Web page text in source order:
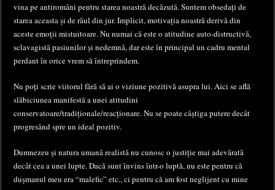
vina pe antiromâni pentru starea noastră decăzută. Suntem obsedați de
starea aceasta și de răul din jur. Implicit, motivația noastră derivă din
aceste emoții mistuitoare. Nu numai că este o atitudine auto-distructivă,
sclavagistă pasiunilor și nedemnă, dar este în principal un cadru mental
perdant în orice vrem să întreprindem.
Nu poți scrie viitorul fără să ai o viziune pozitivă asupra lui. Aici se află
slăbiciunea manifestă a unei atitudini
conservatoare/tradiționale/reacționare. Nu se poate câștiga putere decât
progresând spre un ideal pozitiv.
Dumnezeu și natura umană realistă nu cunosc o justiție mai adevărată
decât cea a unei lupte. Dacă sunt învins într-o luptă, nu este pentru că
dușmanul meu era “malefic” etc., ci pentru că am fost neglijent cu mine